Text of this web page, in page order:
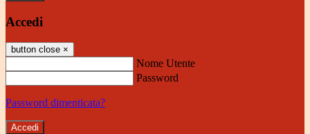
Accedi
button close ×
Nome Utente
Password
Password dimenticata?